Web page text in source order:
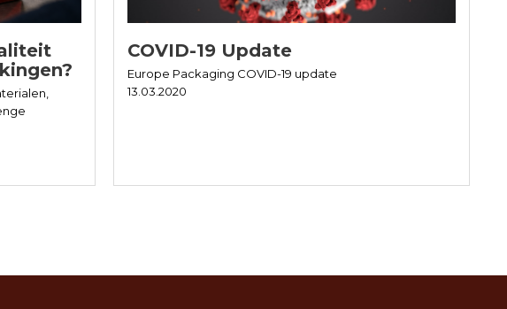
COVID-19 Update
Europe Packaging COVID-19 update
13.03.2020